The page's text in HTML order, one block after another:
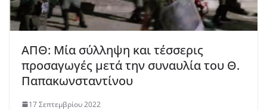
ΑΠΘ: Μία σύλληψη και τέσσερις
προσαγωγές μετά την συναυλία του Θ.
Παπακωνσταντίνου
17 Σεπτεμβρίου 2022